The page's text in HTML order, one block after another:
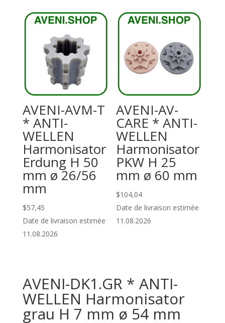
AVENI-AVM-T
* ANTI-
WELLEN
Harmonisator
Erdung H 50
mm ø 26/56
mm
$57,45
Date de livraison estimée
11.08.2026
AVENI-AV-
CARE * ANTI-
WELLEN
Harmonisator
PKW H 25
mm ø 60 mm
$104,04
Date de livraison estimée
11.08.2026
AVENI-DK1.GR * ANTI-
WELLEN Harmonisator
grau H 7 mm ø 54 mm